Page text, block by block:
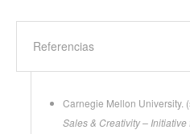
Referencias
Carnegie Mellon University.
Sales & Creativity –